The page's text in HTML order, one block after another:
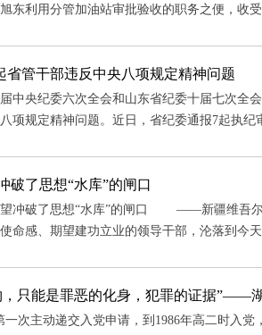
东利用分管加油站审批验收的职务之便，收
省管干部违反中央八项规定精神问题
央纪委六次全会和山东省纪委十届七次全会
项规定精神问题。近日，省纪委通报7起执纪
破了思想“水库”的闸口
破了思想“水库”的闸口 ——新疆维吾尔
命感、期望建功立业的领导干部，沦落到今
，只能是罪恶的化身，犯罪的证据”——
主动递交入党申请，到1986年高二时入党